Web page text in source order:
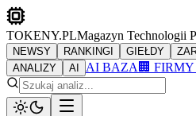
TOKENY.PLMagazyn Technologii
NEWSY RANKINGI GIEŁDY
ANALIZY
AI AI BAZA 🏢